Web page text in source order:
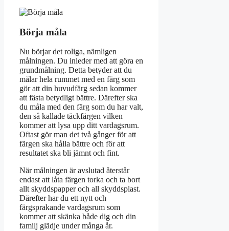
Börja måla
Nu börjar det roliga, nämligen
målningen. Du inleder med att göra en
grundmålning. Detta betyder att du
målar hela rummet med en färg som
gör att din huvudfärg sedan kommer
att fästa betydligt bättre. Därefter ska
du måla med den färg som du har valt,
den så kallade täckfärgen vilken
kommer att lysa upp ditt vardagsrum.
Oftast gör man det två gånger för att
färgen ska hålla bättre och för att
resultatet ska bli jämnt och fint.
När målningen är avslutad återstår
endast att låta färgen torka och ta bort
allt skyddspapper och all skyddsplast.
Därefter har du ett nytt och
färgsprakande vardagsrum som
kommer att skänka både dig och din
familj glädje under många år.